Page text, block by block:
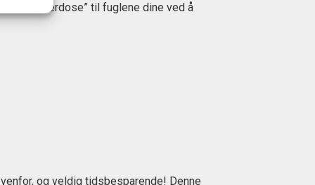
gi ”overdose” til fuglene dine ved å
og veldig tidsbesparende! Denne